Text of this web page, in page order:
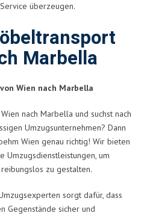
überzeugen.
Marbella
von Wien nach Marbella
nach Marbella und suchst nach
Umzugsunternehmen? Dann
Wien genau richtig! Wir bieten
um
zu gestalten.
sorgt dafür, dass
Gegenstände sicher und